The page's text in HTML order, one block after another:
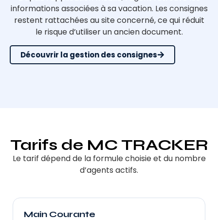
informations associées à sa vacation. Les consignes
restent rattachées au site concerné, ce qui réduit
le risque d’utiliser un ancien document.
Découvrir la gestion des consignes
Tarifs de MC TRACKER
Le tarif dépend de la formule choisie et du nombre
d’agents actifs.
Main Courante